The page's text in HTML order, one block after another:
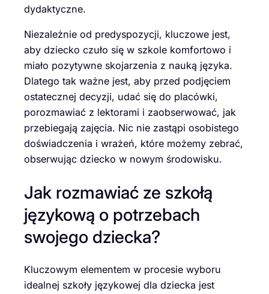
dydaktyczne.
Niezależnie od predyspozycji, kluczowe jest,
aby dziecko czuło się w szkole komfortowo i
miało pozytywne skojarzenia z nauką języka.
Dlatego tak ważne jest, aby przed podjęciem
ostatecznej decyzji, udać się do placówki,
porozmawiać z lektorami i zaobserwować, jak
przebiegają zajęcia. Nic nie zastąpi osobistego
doświadczenia i wrażeń, które możemy zebrać,
obserwując dziecko w nowym środowisku.
Jak rozmawiać ze szkołą
językową o potrzebach
swojego dziecka?
Kluczowym elementem w procesie wyboru
idealnej szkoły językowej dla dziecka jest